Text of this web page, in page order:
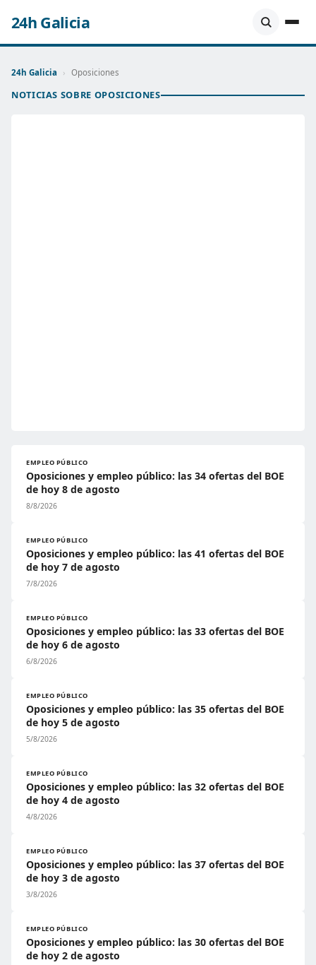
24h Galicia
24h Galicia › Oposiciones
NOTICIAS SOBRE OPOSICIONES
EMPLEO PÚBLICO
Oposiciones y empleo público: las 34 ofertas del BOE
de hoy 8 de agosto
8/8/2026
EMPLEO PÚBLICO
Oposiciones y empleo público: las 41 ofertas del BOE
de hoy 7 de agosto
7/8/2026
EMPLEO PÚBLICO
Oposiciones y empleo público: las 33 ofertas del BOE
de hoy 6 de agosto
6/8/2026
EMPLEO PÚBLICO
Oposiciones y empleo público: las 35 ofertas del BOE
de hoy 5 de agosto
5/8/2026
EMPLEO PÚBLICO
Oposiciones y empleo público: las 32 ofertas del BOE
de hoy 4 de agosto
4/8/2026
EMPLEO PÚBLICO
Oposiciones y empleo público: las 37 ofertas del BOE
de hoy 3 de agosto
3/8/2026
EMPLEO PÚBLICO
Oposiciones y empleo público: las 30 ofertas del BOE
de hoy 2 de agosto